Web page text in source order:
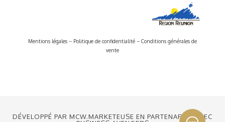
Mentions légales – Politique de confidentialité – Conditions générales de
vente
DÉVELOPPÉ PAR MCW.MARKETEUSE EN PARTENARIAT AVEC